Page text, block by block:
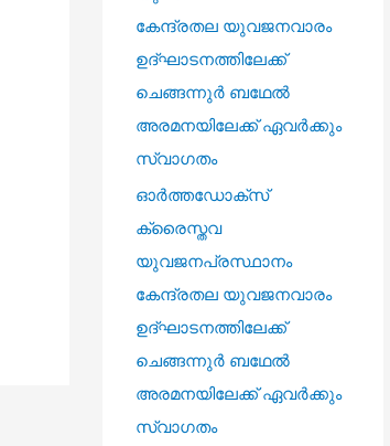
കേന്ദ്രതല യുവജനവാരം
ഉദ്ഘാടനത്തിലേക്ക്
ചെങ്ങന്നുർ ബഥേൽ
അരമനയിലേക്ക് ഏവർക്കും
സ്വാഗതം
ഓർത്തഡോക്സ്
ക്രൈസ്തവ
യുവജനപ്രസ്ഥാനം
കേന്ദ്രതല യുവജനവാരം
ഉദ്ഘാടനത്തിലേക്ക്
ചെങ്ങന്നുർ ബഥേൽ
അരമനയിലേക്ക് ഏവർക്കും
സ്വാഗതം